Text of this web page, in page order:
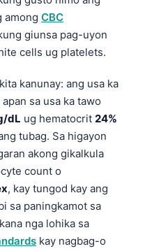
among CBC
giunsa pag-uyon
cells ug platelets.
kanunay: ang usa ka
sa usa ka tawo
dL ug hematocrit 24%
tubag. Sa higayon
akong gikalkula
count o
, kay tungod kay ang
sa paningkamot sa
nga lohika sa
kay nagbag-o